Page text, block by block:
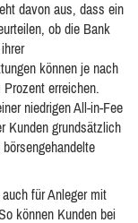
davon aus, dass ein
ob die Bank
können je nach
erreichen.
niedrigen All-in-Fee
Kunden grundsätzlich
für Anleger mit
können Kunden bei